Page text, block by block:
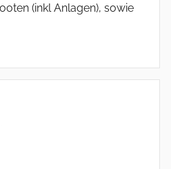
(inkl Anlagen), sowie